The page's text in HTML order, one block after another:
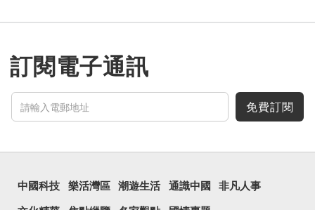
訂閱電子通訊
免費訂閱
中國科技 樂活灣區 潮遊生活 通識中國 非凡人事